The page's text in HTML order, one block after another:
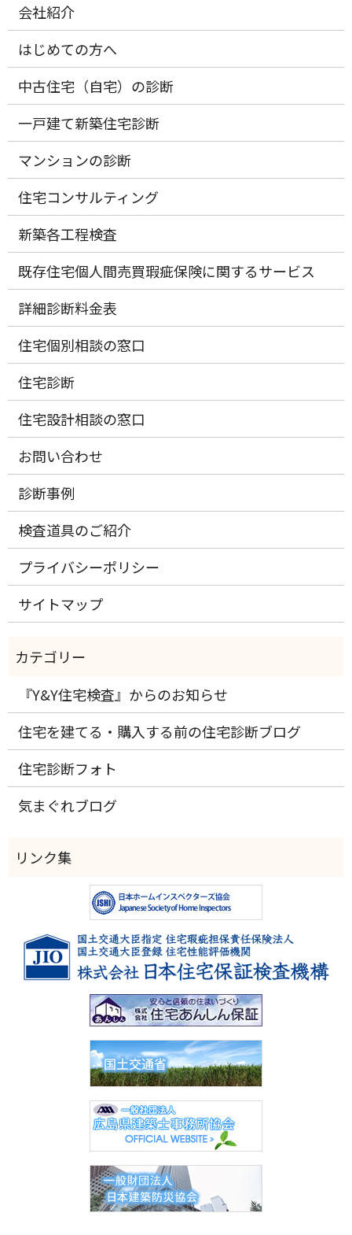
会社紹介
はじめての方へ
中古住宅（自宅）の診断
一戸建て新築住宅診断
マンションの診断
住宅コンサルティング
新築各工程検査
既存住宅個人間売買瑕疵保険に関するサービス
詳細診断料金表
住宅個別相談の窓口
住宅診断
住宅設計相談の窓口
お問い合わせ
診断事例
検査道具のご紹介
プライバシーポリシー
サイトマップ
『Y&Y住宅検査』からのお知らせ
住宅を建てる・購入する前の住宅診断ブログ
住宅診断フォト
気まぐれブログ